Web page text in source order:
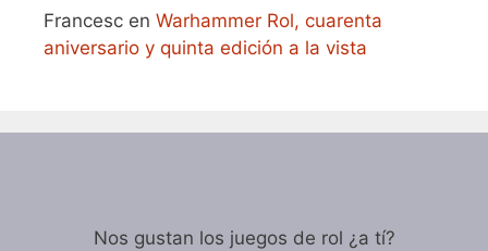
Francesc en Warhammer Rol, cuarenta
aniversario y quinta edición a la vista
Nos gustan los juegos de rol ¿a tí?